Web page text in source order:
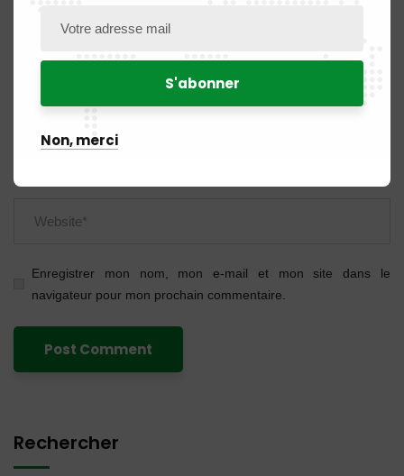
Enregistrer mon nom, mon e-mail et mon site dans le
navigateur pour mon prochain commentaire.
Rechercher
Non, merci